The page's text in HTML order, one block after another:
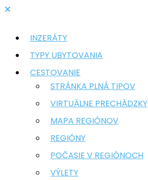
INZERÁTY
TYPY UBYTOVANIA
CESTOVANIE
STRÁNKA PLNÁ TIPOV
VIRTUÁLNE PRECHÁDZKY
MAPA REGIÓNOV
REGIÓNY
POČASIE V REGIÓNOCH
VÝLETY